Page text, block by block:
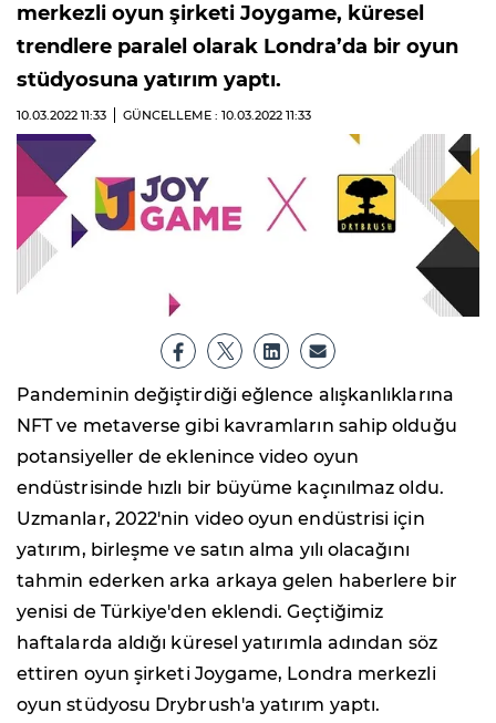
merkezli oyun şirketi Joygame, küresel
trendlere paralel olarak Londra’da bir oyun
stüdyosuna yatırım yaptı.
10.03.2022 11:33 GÜNCELLEME : 10.03.2022 11:33
Pandeminin değiştirdiği eğlence alışkanlıklarına
NFT ve metaverse gibi kavramların sahip olduğu
potansiyeller de eklenince video oyun
endüstrisinde hızlı bir büyüme kaçınılmaz oldu.
Uzmanlar, 2022'nin video oyun endüstrisi için
yatırım, birleşme ve satın alma yılı olacağını
tahmin ederken arka arkaya gelen haberlere bir
yenisi de Türkiye'den eklendi. Geçtiğimiz
haftalarda aldığı küresel yatırımla adından söz
ettiren oyun şirketi Joygame, Londra merkezli
oyun stüdyosu Drybrush'a yatırım yaptı.